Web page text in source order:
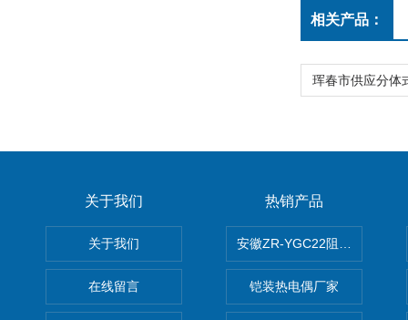
相关产品：
关于我们
关于我们
在线留言
热销产品
安徽ZR-YGC22阻燃硅橡胶电
铠装热电偶厂家